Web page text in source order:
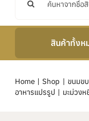
สินค้าทั้งห
Home Shop ขนมข
อาหารแปรรูป
มะม่วง